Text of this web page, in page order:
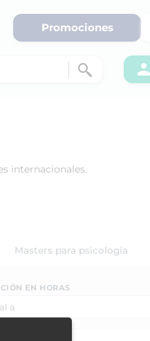
Promociones
internacionales.
Masters para psicología
EN HORAS